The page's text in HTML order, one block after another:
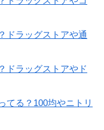
ドラッグストアや通
ドラッグストアやド
てる？100均やニトリ